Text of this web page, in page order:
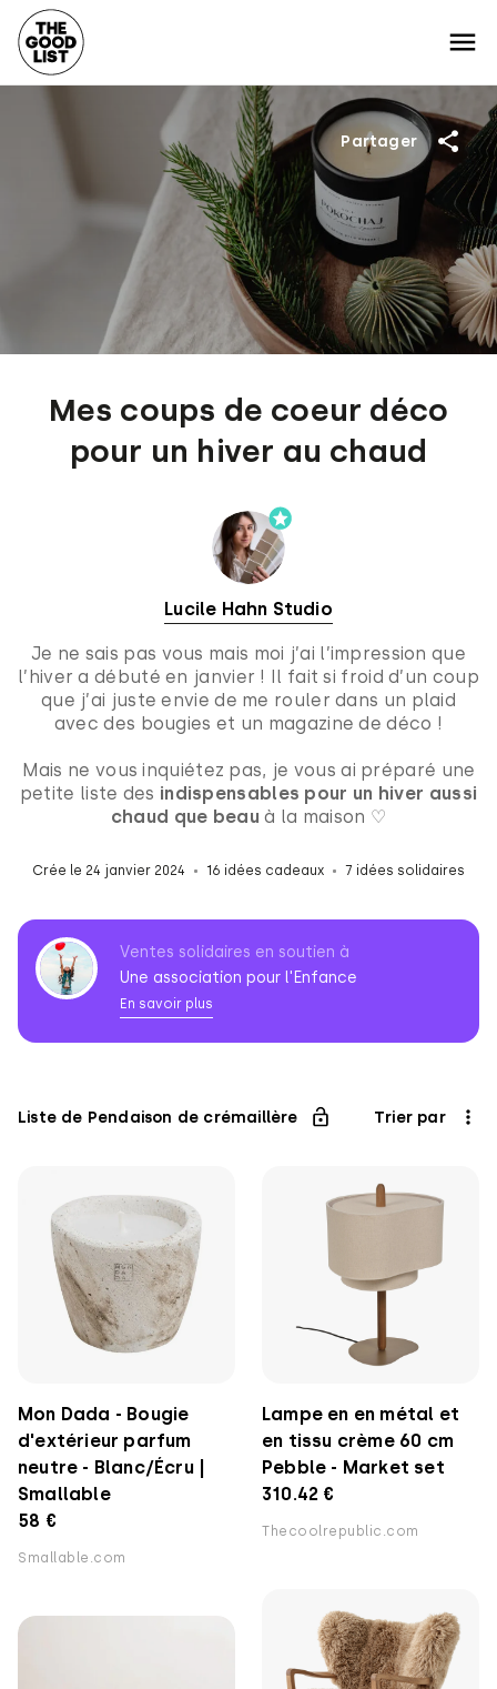
Mes coups de coeur déco
pour un hiver au chaud
Partager
Lucile Hahn Studio
Je ne sais pas vous mais moi j’ai l’impression que
l’hiver a débuté en janvier ! Il fait si froid d’un coup
que j’ai juste envie de me rouler dans un plaid
avec des bougies et un magazine de déco !
Mais ne vous inquiétez pas, je vous ai préparé une
petite liste des indispensables pour un hiver aussi
chaud que beau à la maison ♡
Crée le 24 janvier 2024 16 idées cadeaux 7 idées solidaires
Association
pour
Ventes solidaires en soutien à
Une association pour l'Enfance
En savoir plus
Liste de Pendaison de crémaillère Trier par
Mon Dada - Bougie
d'extérieur parfum
neutre - Blanc/Écru |
Smallable
58 €
Smallable.com
Lampe en en métal et
en tissu crème 60 cm
Pebble - Market set
310.42 €
Thecoolrepublic.com